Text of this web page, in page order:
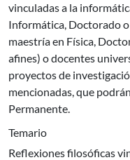
vinculadas a la
Informática, Doctorado
maestría en Física,
afines) o docentes
proyectos de
mencionadas, que
Permanente.
Temario
Reflexiones filosóficas